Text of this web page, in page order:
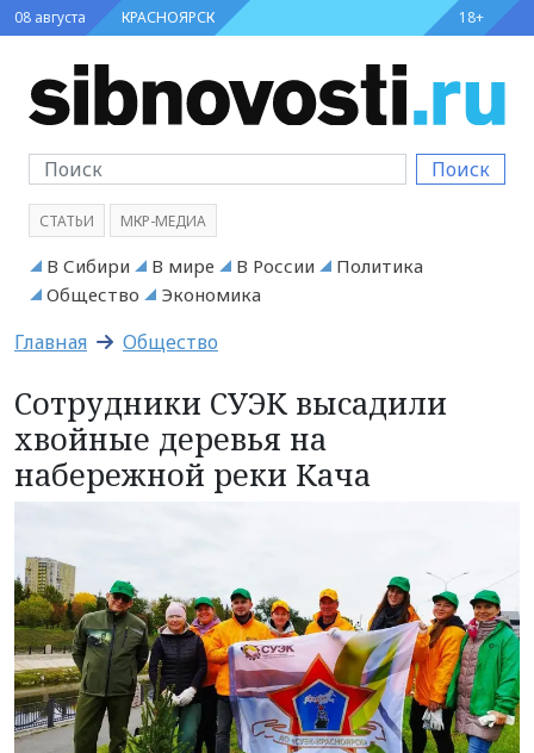
08 августа КРАСНОЯРСК 18+
Поиск
СТАТЬИ МКР-МЕДИА
В Сибири В мире В России
Политика
Общество
Экономика
Главная Общество
Сотрудники СУЭК высадили
хвойные деревья на
набережной реки Кача